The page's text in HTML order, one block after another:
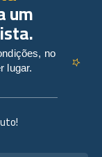
um
no
lugar.